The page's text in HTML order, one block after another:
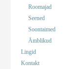
Roomajad
Seened
Soontaimed
Ämblikud
Lingid
Kontakt